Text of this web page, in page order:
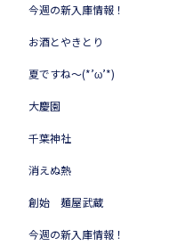
今週の新入庫情報！
お酒とやきとり
夏ですね～(*’ω’*)
大慶園
千葉神社
消えぬ熱
創始 麺屋武蔵
今週の新入庫情報！